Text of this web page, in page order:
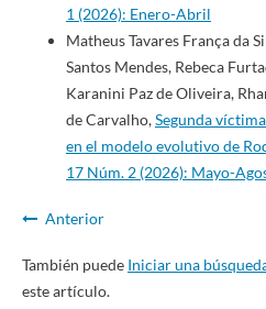
1 (2026): Enero-Abril
Matheus Tavares França da
Santos Mendes, Rebeca
Karanini Paz de Oliveira,
de Carvalho,Segunda
en el modelo evolutivo de
17 Núm. 2 (2026): Mayo-
Anterior
También puede Iniciar una
este artículo.